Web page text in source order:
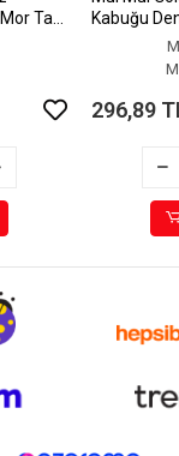
Taş
Kabuğu
Taş
296,89